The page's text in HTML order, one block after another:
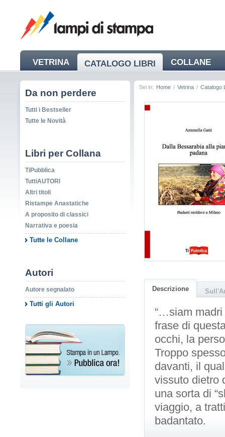
VETRINA CATALOGO LIBRI COLLANE
NEWS
Da non perdere
Tutti i Bestseller
Tutte le Novità
Libri per Collana
TiPubblica
TuttiAUTORI
Altri titoli
Ristampe Anastatiche
A proposito di classici
Narrativa e poesia
Tutte le Collane
Autori
Autore segnalato
Tutti gli Autori
Sei in: Home / Vetrina / Catalogo
Descrizione
“…siam madri
frase di
occhi, la
Troppo
davanti, il
vissuto dietro
una sorta di
viaggio, a
badantato.